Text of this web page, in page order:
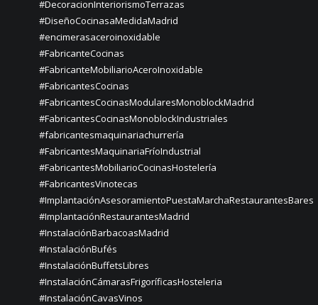
#DecoracionInteriorismoTerrazas
#DiseñoCocinasaMedidaMadrid
#encimerasaceroinoxidable
#FabricanteCocinas
#FabricanteMobiliarioAceroInoxidable
#FabricantesCocinas
#FabricantesCocinasModularesMonoblockMadrid
#FabricantesCocinasMonoblockIndustriales
#fabricantesmaquinariachurrería
#FabricantesMaquinariaFríoIndustrial
#FabricantesMobiliarioCocinasHostelería
#FabricantesVinotecas
#ImplantaciónAsesoramientoPuestaMarchaRestaurantesBares
#ImplantaciónRestaurantesMadrid
#InstalaciónBarbacoasMadrid
#InstalaciónBufés
#InstalaciónBuffetsLibres
#InstalaciónCámarasFrigoríficasHosteleria
#InstalaciónCavasVinos